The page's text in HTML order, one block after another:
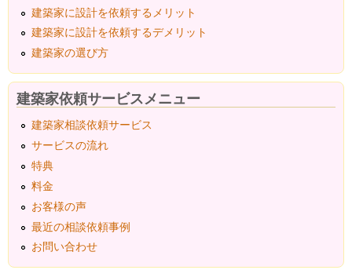
建築家に設計を依頼するメリット
建築家に設計を依頼するデメリット
建築家の選び方
建築家依頼サービスメニュー
建築家相談依頼サービス
サービスの流れ
特典
料金
お客様の声
最近の相談依頼事例
お問い合わせ